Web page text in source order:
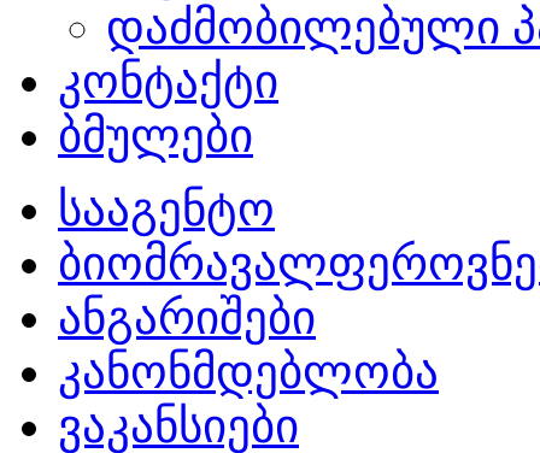
დაძმობილებული
კონტაქტი
ბმულები
სააგენტო
ანგარიშები
კანონმდებლობა
ვაკანსიები